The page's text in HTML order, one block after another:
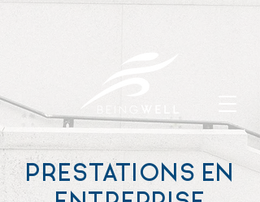
PRESTATIONS EN